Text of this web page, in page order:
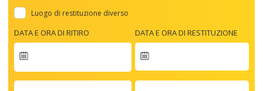
Luogo di restituzione diverso
DATA E ORA DI RITIRO
forward
DATA E ORA DI RESTITUZIONE